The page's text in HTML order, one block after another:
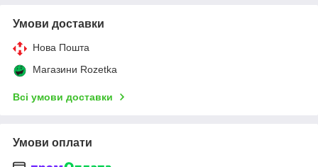
Умови доставки
Нова Пошта
Магазини Rozetka
Всі умови доставки
Умови оплати